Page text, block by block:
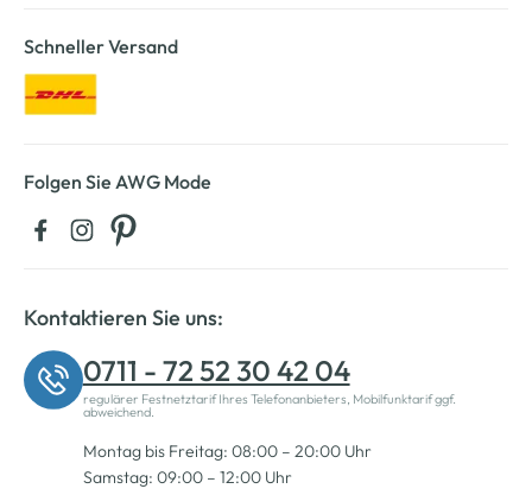
Schneller Versand
Folgen Sie AWG Mode
Kontaktieren Sie uns:
0711 - 72 52 30 42 04
regulärer Festnetztarif Ihres Telefonanbieters, Mobilfunktarif ggf.
abweichend.
Montag bis Freitag: 08:00 – 20:00 Uhr
Samstag: 09:00 – 12:00 Uhr